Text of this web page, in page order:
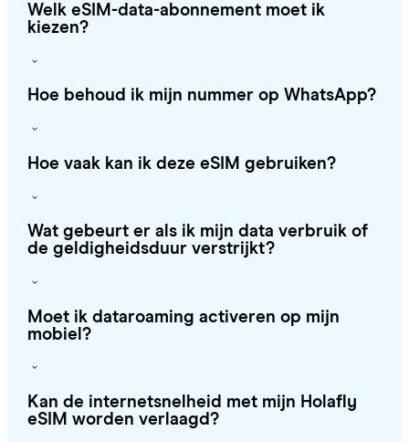
Welk eSIM-data-abonnement moet ik
kiezen?
Hoe behoud ik mijn nummer op WhatsApp?
Hoe vaak kan ik deze eSIM gebruiken?
Wat gebeurt er als ik mijn data verbruik of
de geldigheidsduur verstrijkt?
Moet ik dataroaming activeren op mijn
mobiel?
Kan de internetsnelheid met mijn Holafly
eSIM worden verlaagd?